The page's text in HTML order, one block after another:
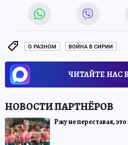
О РАЗНОМ ВОЙНА В СИРИИ
ЧИТАЙТЕ НАС
Ржу не переставая,